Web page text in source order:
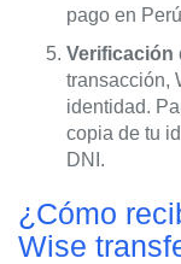
pago en
Verificación
transacción,
identidad.
copia de tu
DNI.
¿Cómo
Wise